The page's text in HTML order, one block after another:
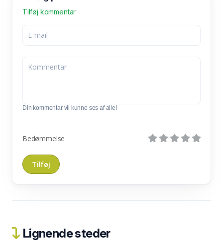
Tilføj kommentar
Din kommentar vil kunne ses af alle!
Bedømmelse
Lignende steder